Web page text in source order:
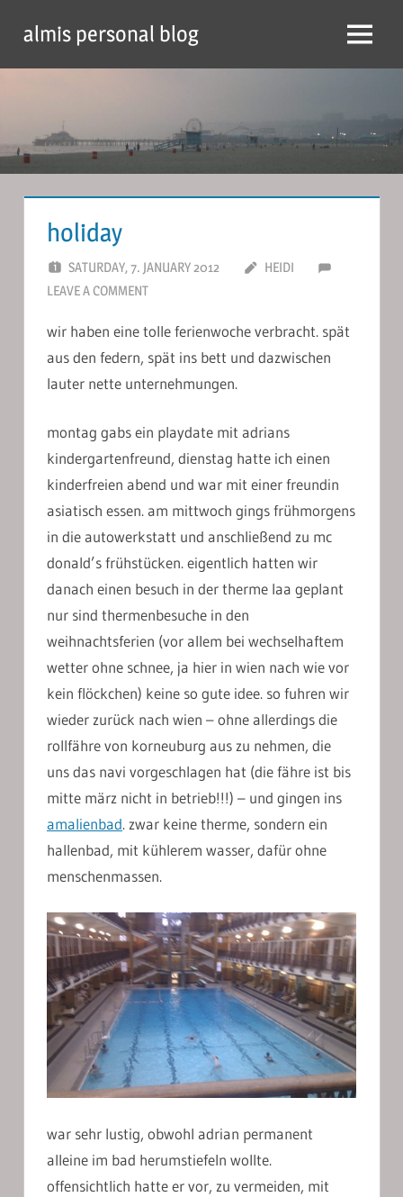
content
almis personal blog Menu
holiday
SATURDAY, 7. JANUARY 2012
HEIDI
LEAVE A COMMENT
wir haben eine tolle ferienwoche verbracht. spät
aus den federn, spät ins bett und dazwischen
lauter nette unternehmungen.
montag gabs ein playdate mit adrians
kindergartenfreund, dienstag hatte ich einen
kinderfreien abend und war mit einer freundin
asiatisch essen. am mittwoch gings frühmorgens
in die autowerkstatt und anschließend zu mc
donald’s frühstücken. eigentlich hatten wir
danach einen besuch in der therme laa geplant
nur sind thermenbesuche in den
weihnachtsferien (vor allem bei wechselhaftem
wetter ohne schnee, ja hier in wien nach wie vor
kein flöckchen) keine so gute idee. so fuhren wir
wieder zurück nach wien – ohne allerdings die
rollfähre von korneuburg aus zu nehmen, die
uns das navi vorgeschlagen hat (die fähre ist bis
mitte märz nicht in betrieb!!!) – und gingen ins
amalienbad. zwar keine therme, sondern ein
hallenbad, mit kühlerem wasser, dafür ohne
menschenmassen.
war sehr lustig, obwohl adrian permanent
alleine im bad herumstiefeln wollte.
offensichtlich hatte er vor, zu vermeiden, mit